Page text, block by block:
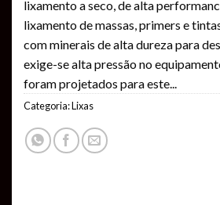
lixamento a seco, de alta
lixamento de massas, primers e
com minerais de alta dureza para
exige-se alta pressão no
foram projetados para este
Categoria:Lixas